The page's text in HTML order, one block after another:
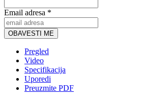
Email adresa *
OBAVESTI ME
Pregled
Video
Specifikacija
Uporedi
Preuzmite PDF